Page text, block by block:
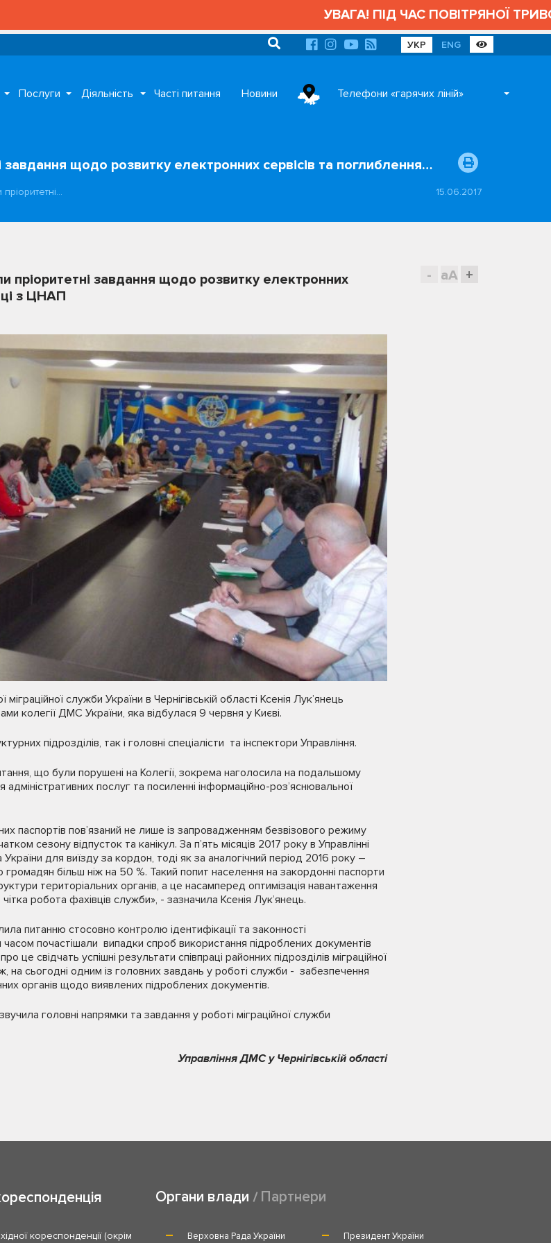
УВАГА! ПІД ЧАС ПОВІТРЯНОЇ
УКР ENG
Послуги Діяльність Часті питання Новини Телефони «гарячих ліній»
завдання щодо розвитку електронних сервісів та поглиблення…
15.06.2017
- aA +
пріоритетні завдання щодо розвитку електронних
з ЦНАП
служби України в Чернігівській області Ксенія Лук’янець
колегії ДМС України, яка відбулася 9 червня у Києві.
підрозділів, так і головні спеціалісти та інспектори Управління.
що були порушені на Колегії, зокрема наголосила на подальшому
послуг та посиленні інформаційно-роз’яснювальної
паспортів пов’язаний не лише із запровадженням безвізового режиму
сезону відпусток та канікул. За п’ять місяців 2017 року в Управлінні
для виїзду за кордон, тоді як за аналогічний період 2016 року –
більш ніж на 50 %. Такий попит населення на закордонні паспорти
територіальних органів, а це насамперед оптимізація навантаження
робота фахівців служби», - зазначила Ксенія Лук’янець.
питанню стосовно контролю ідентифікації та законності
почастішали випадки спроб використання підроблених документів
це свідчать успішні результати співпраці районних підрозділів міграційної
сьогодні одним із головних завдань у роботі служби - забезпечення
органів щодо виявлених підроблених документів.
головні напрямки та завдання у роботі міграційної служби
Управління ДМС у Чернігівській області
кореспонденції (окрім
Органи влади Партнери
Верховна Рада України Президент України